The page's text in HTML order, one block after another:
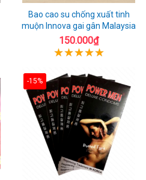
Bao cao su chống xuất tinh
muộn Innova gai gân Malaysia
150.000₫
-15%